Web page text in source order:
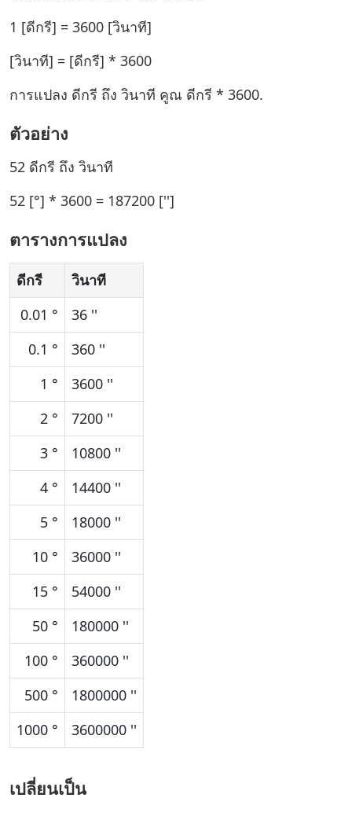
1 [ดีกรี] = 3600 [วินาที]
[วินาที] = [ดีกรี] * 3600
การแปลง ดีกรี ถึง วินาที คูณ ดีกรี * 3600.
ตัวอย่าง
52 ดีกรี ถึง วินาที
52 [°] * 3600 = 187200 ['']
ตารางการแปลง
ดีกรี
วินาที
0.01 °
36 ''
0.1 °
360 ''
1 °
3600 ''
2 °
7200 ''
3 °
10800 ''
4 °
14400 ''
5 °
18000 ''
10 °
36000 ''
15 °
54000 ''
50 °
180000 ''
100 °
360000 ''
500 °
1800000 ''
1000 °
3600000 ''
เปลี่ยนเป็น